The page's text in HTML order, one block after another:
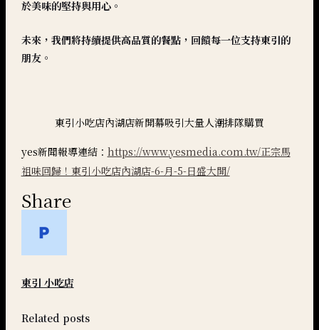
於美味的堅持與用心。
未來，我們將持續提供高品質的餐點，回饋每一位支持東引的
朋友。
東引小吃店內湖店新開幕吸引大量人潮排隊購買
yes新聞報導連結： https://www.yesmedia.com.tw/正宗馬
祖味回歸！東引小吃店內湖店-6-月-5-日盛大開/
Share
東引 小吃店
Related posts